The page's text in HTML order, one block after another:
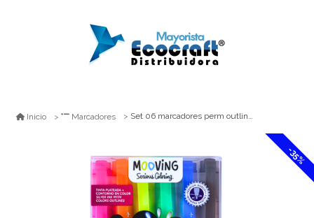
Inicio Marcadores Set 06 marcadores perm outliner plata mooving
-35%